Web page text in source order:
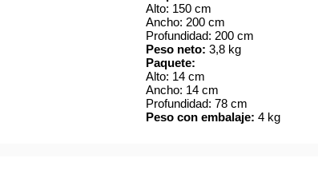
Alto: 150 cm
Ancho: 200 cm
Profundidad: 200 cm
Peso neto: 3,8 kg
Paquete:
Alto: 14 cm
Ancho: 14 cm
Profundidad: 78 cm
Peso con embalaje: 4 kg